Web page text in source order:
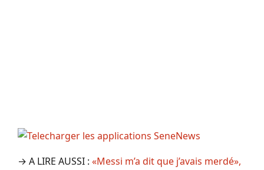
→ A LIRE AUSSI : «Messi m’a dit que j’avais merdé»,